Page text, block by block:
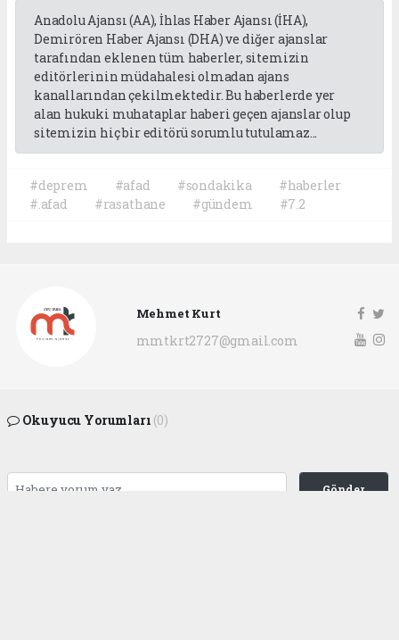
Anadolu Ajansı (AA), İhlas Haber Ajansı (İHA),
Demirören Haber Ajansı (DHA) ve diğer ajanslar
tarafından eklenen tüm haberler, sitemizin
editörlerinin müdahalesi olmadan ajans
kanallarından çekilmektedir. Bu haberlerde yer
alan hukuki muhataplar haberi geçen ajanslar olup
sitemizin hiç bir editörü sorumlu tutulamaz...
#deprem #afad #sondakika
#haberler
#.afad
#rasathane #gündem #7.2
Mehmet Kurt
mmtkrt2727@gmail.com
Okuyucu Yorumları (0)
Gönder